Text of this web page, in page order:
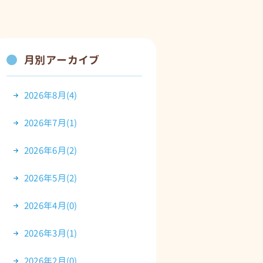
月別アーカイブ
2026年8月(4)
2026年7月(1)
2026年6月(2)
2026年5月(2)
2026年4月(0)
2026年3月(1)